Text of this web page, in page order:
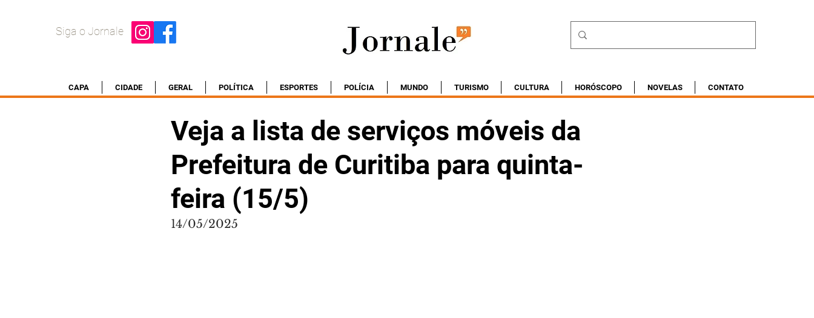
Siga o Jornale
CAPA CIDADE GERAL POLÍTICA ESPORTES POLÍCIA MUNDO TURISMO CULTURA HORÓSCOPO NOVELAS CONTATO
Veja a lista de serviços móveis da
Prefeitura de Curitiba para quinta-
feira (15/5)
14/05/2025